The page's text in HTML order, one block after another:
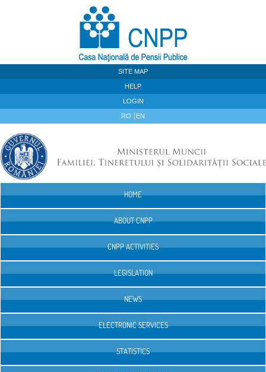
SITE MAP
HELP
LOGIN
RO EN
HOME
ABOUT CNPP
CNPP ACTIVITIES
LEGISLATION
NEWS
ELECTRONIC SERVICES
STATISTICS